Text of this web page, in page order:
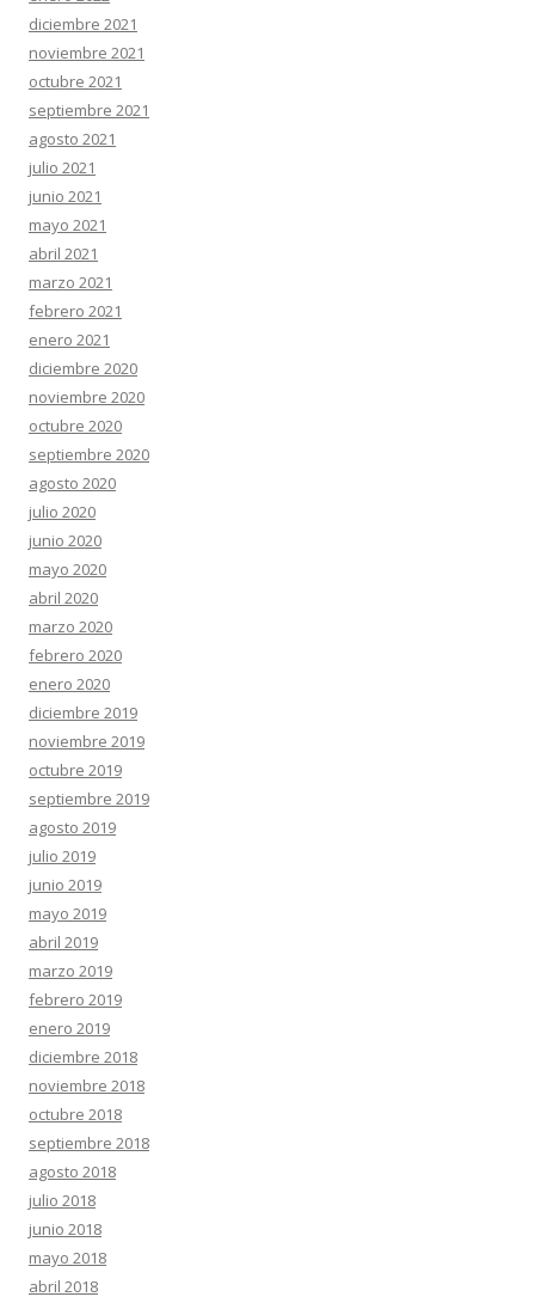
diciembre 2021
noviembre 2021
octubre 2021
septiembre 2021
agosto 2021
julio 2021
junio 2021
mayo 2021
abril 2021
marzo 2021
febrero 2021
enero 2021
diciembre 2020
noviembre 2020
octubre 2020
septiembre 2020
agosto 2020
julio 2020
junio 2020
mayo 2020
abril 2020
marzo 2020
febrero 2020
enero 2020
diciembre 2019
noviembre 2019
octubre 2019
septiembre 2019
agosto 2019
julio 2019
junio 2019
mayo 2019
abril 2019
marzo 2019
febrero 2019
enero 2019
diciembre 2018
noviembre 2018
octubre 2018
septiembre 2018
agosto 2018
julio 2018
junio 2018
mayo 2018
abril 2018